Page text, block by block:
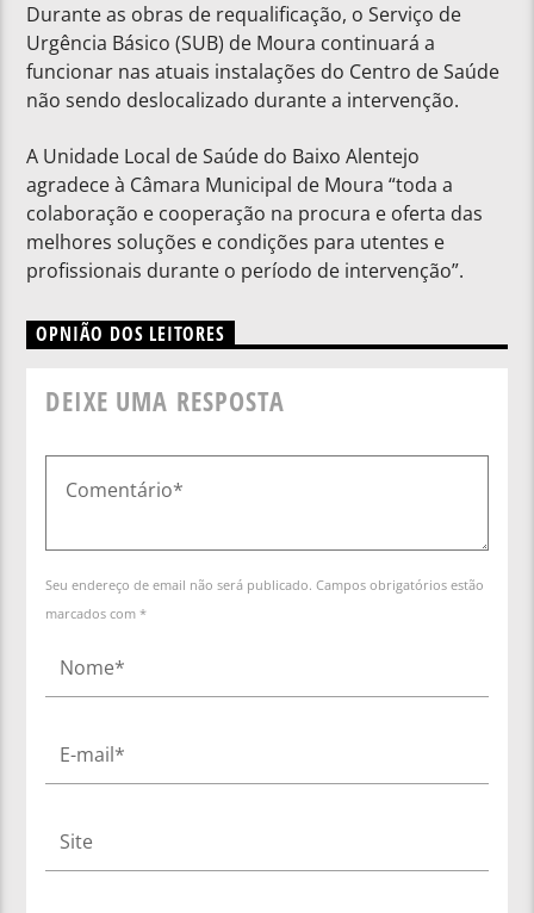
Durante as obras de requalificação, o Serviço de
Urgência Básico (SUB) de Moura continuará a
funcionar nas atuais instalações do Centro de Saúde
não sendo deslocalizado durante a intervenção.
A Unidade Local de Saúde do Baixo Alentejo
agradece à Câmara Municipal de Moura “toda a
colaboração e cooperação na procura e oferta das
melhores soluções e condições para utentes e
profissionais durante o período de intervenção”.
OPNIÃO DOS LEITORES
DEIXE UMA RESPOSTA
Seu endereço de email não será publicado. Campos obrigatórios estão
marcados com *